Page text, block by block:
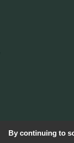
By continuing to